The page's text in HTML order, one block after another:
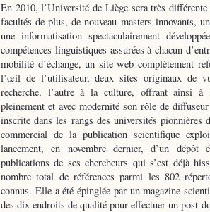
En 2010, l’Université de Liège sera très
facultés de plus, de nouveau masters innovants,
une informatisation spectaculairement
compétences linguistiques assurées à chacun
mobilité d’échange, un site web complètement
l’œil de l’utilisateur, deux sites originaux de
recherche, l’autre à la culture, offrant ainsi à
pleinement et avec modernité son rôle de
inscrite dans les rangs des universités pionnières
commercial de la publication scientifique
lancement, en novembre dernier, d’un dépôt
publications de ses chercheurs qui s’est déjà
nombre total de références parmi les 802
connus. Elle a été épinglée par un magazine
des dix endroits de qualité pour effectuer un post-